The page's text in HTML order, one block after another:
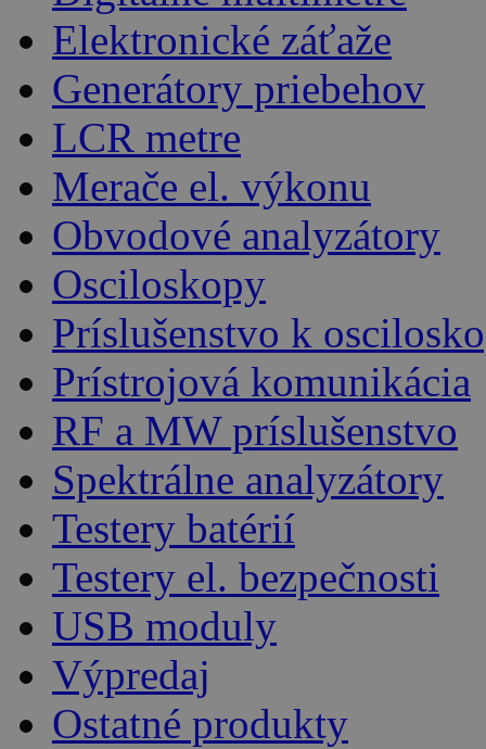
Elektronické záťaže
Generátory priebehov
LCR metre
Merače el. výkonu
Obvodové analyzátory
Osciloskopy
Príslušenstvo k
Prístrojová komunikácia
RF a MW príslušenstvo
Spektrálne analyzátory
Testery batérií
Testery el. bezpečnosti
USB moduly
Výpredaj
Ostatné produkty